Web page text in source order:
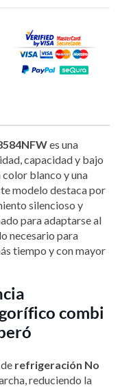
es una
capacidad y bajo
color blanco y una
modelo destaca por
silencioso y
para adaptarse al
necesario para
tiempo y con mayor
combi
refrigeración No
reduciendo la